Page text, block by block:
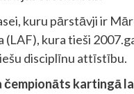
kuru pārstāvji ir
kura tieši
disciplīnu attīstību.
čempionāts kartingā